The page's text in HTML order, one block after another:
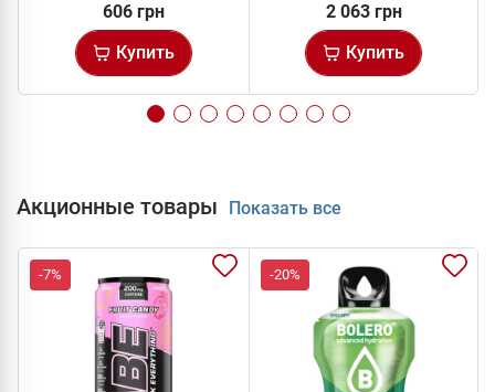
606 грн
Купить
2 063 грн
Купить
Акционные товары Показать все
-7% -20%